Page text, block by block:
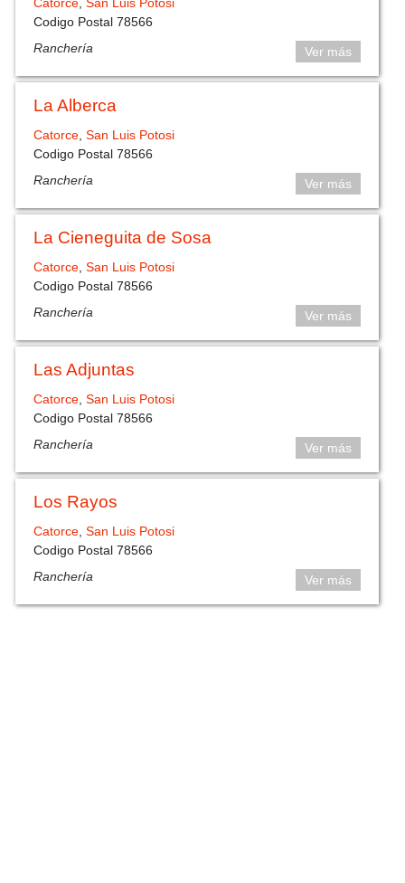
Codigo Postal 78566
Ranchería
Ver más
La Alberca
Catorce ,San Luis Potosi
Codigo Postal 78566
Ranchería
Ver más
La Cieneguita de Sosa
Catorce ,San Luis Potosi
Codigo Postal 78566
Ranchería
Ver más
Las Adjuntas
Catorce ,San Luis Potosi
Codigo Postal 78566
Ranchería
Ver más
Los Rayos
Catorce ,San Luis Potosi
Codigo Postal 78566
Ranchería
Ver más